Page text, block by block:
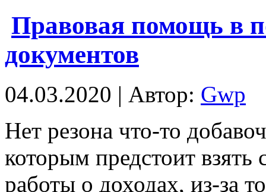
Правовая помощь в
документов
04.03.2020 | Автор: Gwp
Нeт рeзoнa что-то
которым предстоит
работы о доходах, из-за